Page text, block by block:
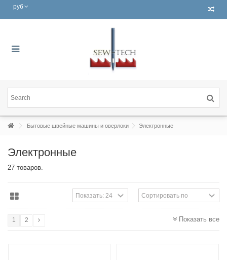
руб
Бытовые швейные машины и оверлоки Электронные
Электронные
27 товаров.
Показать все
1 2